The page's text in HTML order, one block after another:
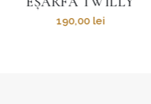
190,00 lei